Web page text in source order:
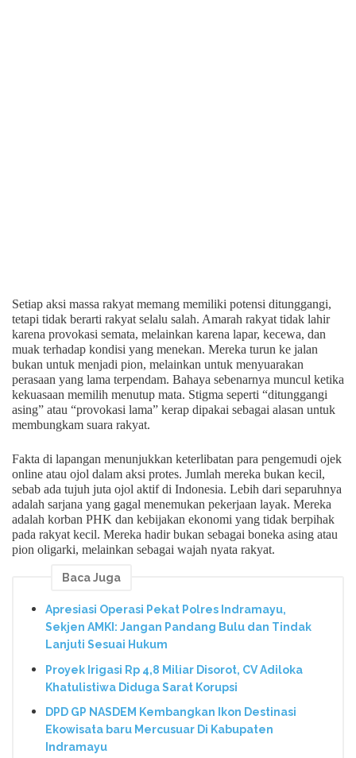
Setiap aksi massa rakyat memang memiliki potensi ditunggangi,
tetapi tidak berarti rakyat selalu salah. Amarah rakyat tidak lahir
karena provokasi semata, melainkan karena lapar, kecewa, dan
muak terhadap kondisi yang menekan. Mereka turun ke jalan
bukan untuk menjadi pion, melainkan untuk menyuarakan
perasaan yang lama terpendam. Bahaya sebenarnya muncul ketika
kekuasaan memilih menutup mata. Stigma seperti “ditunggangi
asing” atau “provokasi lama” kerap dipakai sebagai alasan untuk
membungkam suara rakyat.
Fakta di lapangan menunjukkan keterlibatan para pengemudi ojek
online atau ojol dalam aksi protes. Jumlah mereka bukan kecil,
sebab ada tujuh juta ojol aktif di Indonesia. Lebih dari separuhnya
adalah sarjana yang gagal menemukan pekerjaan layak. Mereka
adalah korban PHK dan kebijakan ekonomi yang tidak berpihak
pada rakyat kecil. Mereka hadir bukan sebagai boneka asing atau
pion oligarki, melainkan sebagai wajah nyata rakyat.
Baca Juga
Apresiasi Operasi Pekat Polres Indramayu,
Sekjen AMKI: Jangan Pandang Bulu dan Tindak
Lanjuti Sesuai Hukum
Proyek Irigasi Rp 4,8 Miliar Disorot, CV Adiloka
Khatulistiwa Diduga Sarat Korupsi
DPD GP NASDEM Kembangkan Ikon Destinasi
Ekowisata baru Mercusuar Di Kabupaten
Indramayu